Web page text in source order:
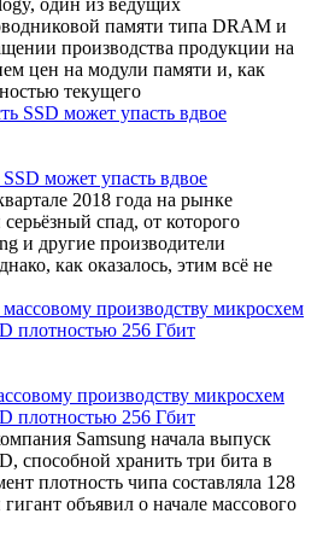
памяти типа DRAM и
производства продукции на
цен на модули памяти и, как
текущего
может упасть вдвое
2018 года на рынке
спад, от которого
и другие производители
как оказалось, этим всё не
производству микросхем
плотностью 256 Гбит
Samsung начала выпуск
способной хранить три бита в
плотность чипа составляла 128
объявил о начале массового